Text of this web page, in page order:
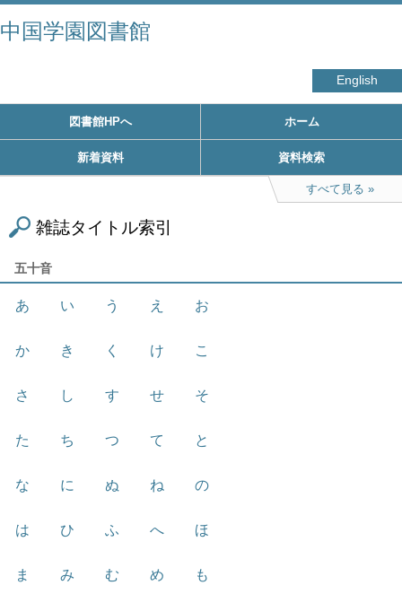
中国学園図書館
English
図書館HPへ ホーム
新着資料 資料検索
すべて見る
雑誌タイトル索引
五十音
あ い う え お
か き く け こ
さ し す せ そ
た ち つ て と
な に ぬ ね の
は ひ ふ へ ほ
ま み む め も